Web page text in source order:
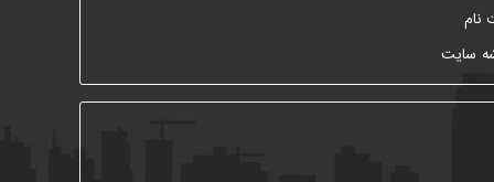
نام
سایت